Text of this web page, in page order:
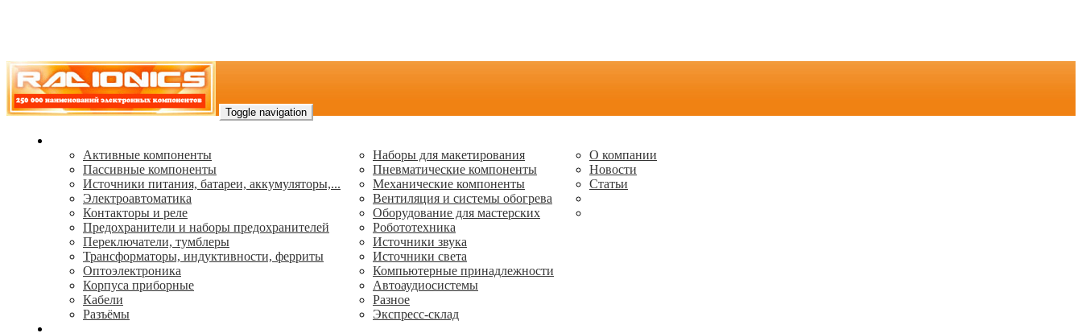
Toggle navigation
Активные компоненты
Пассивные компоненты
Источники питания, батареи, аккумуляторы,...
Электроавтоматика
Контакторы и реле
Предохранители и наборы предохранителей
Переключатели, тумблеры
Трансформаторы, индуктивности, ферриты
Oптоэлектроника
Корпуса приборные
Кабели
Разъёмы
Наборы для макетирования
Пневматические компоненты
Механические компоненты
Вентиляция и системы обогрева
Оборудование для мастерских
Робототехника
Источники звука
Источники света
Компьютерные принадлежности
Автоаудиосистемы
Разное
Экспресс-склад
О компании
Новости
Статьи